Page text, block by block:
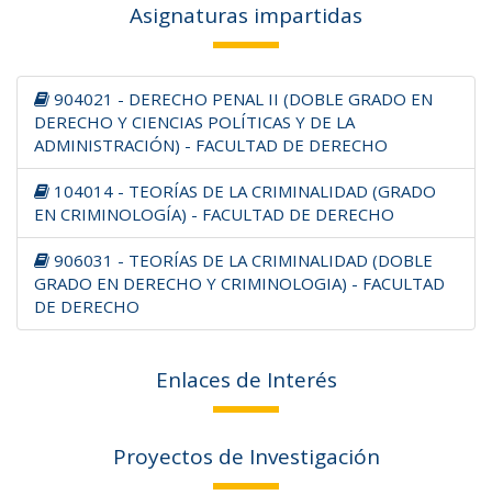
Asignaturas impartidas
904021 - DERECHO PENAL II (DOBLE GRADO EN
DERECHO Y CIENCIAS POLÍTICAS Y DE LA
ADMINISTRACIÓN) - FACULTAD DE DERECHO
104014 - TEORÍAS DE LA CRIMINALIDAD (GRADO
EN CRIMINOLOGÍA) - FACULTAD DE DERECHO
906031 - TEORÍAS DE LA CRIMINALIDAD (DOBLE
GRADO EN DERECHO Y CRIMINOLOGIA) - FACULTAD
DE DERECHO
Enlaces de Interés
Proyectos de Investigación